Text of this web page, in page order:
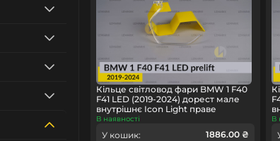
Кільце світловод фари BMW 1 F40
F41 LED (2019-2024) дорест мале
внутрішнє Icon Light праве
В наявності
У кошик: 1886.00 ₴
В